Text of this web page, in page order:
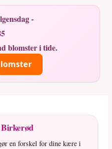
-
blomster i tide.
Birkerød
en forskel for dine kære i